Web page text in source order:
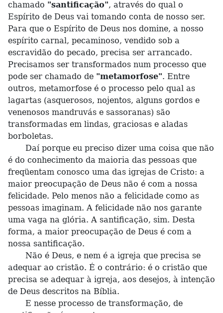
chamado "santificação", através do qual o
Espírito de Deus vai tomando conta de nosso ser.
Para que o Espírito de Deus nos domine, a nosso
espírito carnal, pecaminoso, vendido sob a
escravidão do pecado, precisa ser arrancado.
Precisamos ser transformados num processo que
pode ser chamado de "metamorfose". Entre
outros, metamorfose é o processo pelo qual as
lagartas (asquerosos, nojentos, alguns gordos e
venenosos mandruvás e sassoranas) são
transformadas em lindas, graciosas e aladas
borboletas.
Daí porque eu preciso dizer uma coisa que não
é do conhecimento da maioria das pessoas que
freqüentam conosco uma das igrejas de Cristo: a
maior preocupação de Deus não é com a nossa
felicidade. Pelo menos não a felicidade como as
pessoas imaginam. A felicidade não nos garante
uma vaga na glória. A santificação, sim. Desta
forma, a maior preocupação de Deus é com a
nossa santificação.
Não é Deus, e nem é a igreja que precisa se
adequar ao cristão. É o contrário: é o cristão que
precisa se adequar à igreja, aos desejos, à intenção
de Deus descritos na Bíblia.
E nesse processo de transformação, de